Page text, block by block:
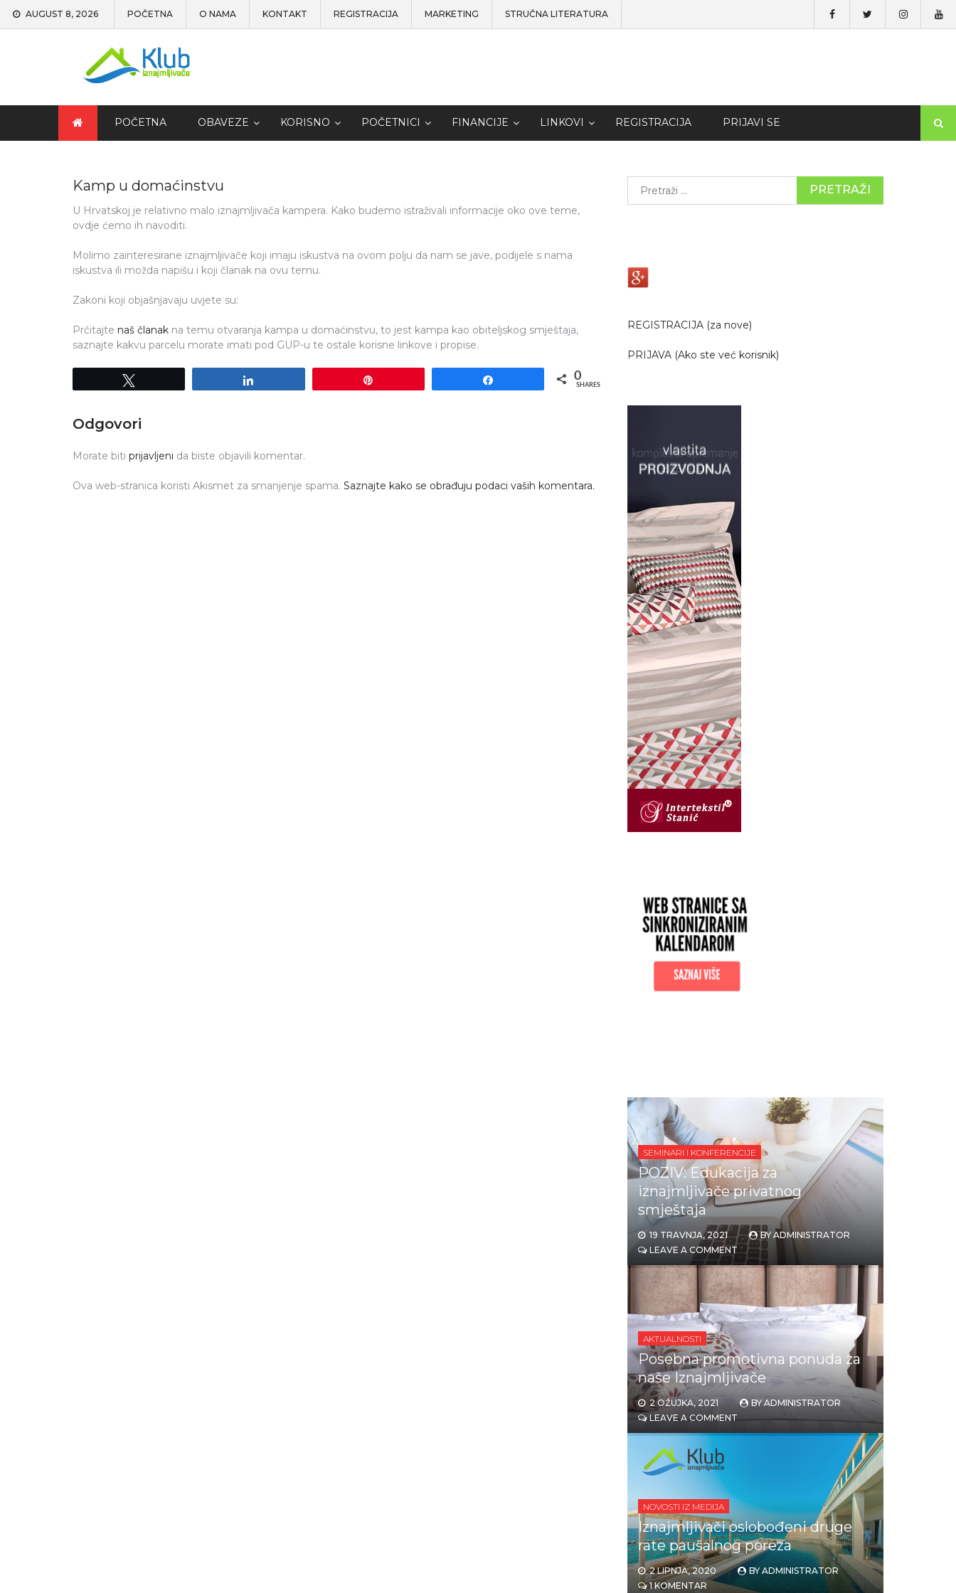
AUGUST 8, 2026 POČETNA O NAMA KONTAKT REGISTRACIJA MARKETING STRUČNA LITERATURA
POČETNA OBAVEZE KORISNO POČETNICI FINANCIJE LINKOVI REGISTRACIJA PRIJAVI SE
Kamp u domaćinstvu
U Hrvatskoj je relativno malo iznajmljivača kampera. Kako budemo istraživali informacije oko ove teme,
ovdje ćemo ih navoditi.
Molimo zainteresirane iznajmljivače koji imaju iskustva na ovom polju da nam se jave, podijele s nama
iskustva ili možda napišu i koji članak na ovu temu.
Zakoni koji objašnjavaju uvjete su:
Prčitajte naš članak na temu otvaranja kampa u domaćinstvu, to jest kampa kao obiteljskog smještaja,
saznajte kakvu parcelu morate imati pod GUP-u te ostale korisne linkove i propise.
0
SHARES
Odgovori
Morate biti prijavljeni da biste objavili komentar.
Ova web-stranica koristi Akismet za smanjenje spama. Saznajte kako se obrađuju podaci vaših komentara.
REGISTRACIJA (za nove)
PRIJAVA (Ako ste već korisnik)
SEMINARI I KONFERENCIJE
POZIV: Edukacija za
iznajmljivače privatnog
smještaja
19 TRAVNJA, 2021 BYADMINISTRATOR
LEAVE A COMMENT
AKTUALNOSTI
Posebna promotivna ponuda za
naše Iznajmljivače
2 OŽUJKA, 2021 BYADMINISTRATOR
LEAVE A COMMENT
NOVOSTI IZ MEDIJA
Iznajmljivači oslobođeni druge
rate paušalnog poreza
2 LIPNJA, 2020 BYADMINISTRATOR
1 KOMENTAR